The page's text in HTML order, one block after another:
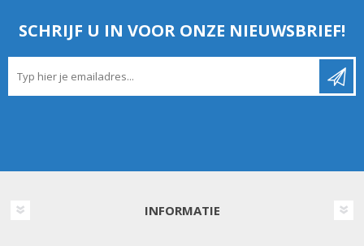
SCHRIJF U IN VOOR ONZE NIEUWSBRIEF!
INFORMATIE